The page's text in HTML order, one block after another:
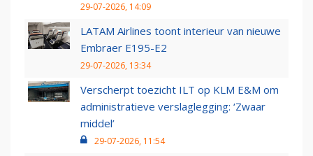
29-07-2026, 14:09
LATAM Airlines toont interieur van nieuwe
Embraer E195-E2
29-07-2026, 13:34
Verscherpt toezicht ILT op KLM E&M om
administratieve verslaglegging: ‘Zwaar
middel’
29-07-2026, 11:54